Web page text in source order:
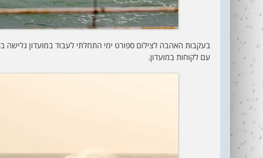
בעקבות האהבה לצילום ספורט ימי התחלתי לעבוד במועדון
עם לקוחות במועדון.